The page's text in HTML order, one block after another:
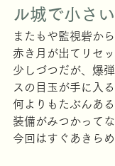
ル城で小さ
またもや監視砦か
赤き月が出てリセ
少しづつだが、爆
スの目玉が手に入
何よりもたぶんあ
装備がみつかって
今回はすぐあきら